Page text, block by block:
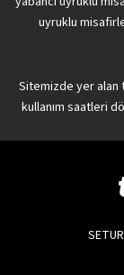
uyruklu
Sitemizde yer alan
kullanım saatleri